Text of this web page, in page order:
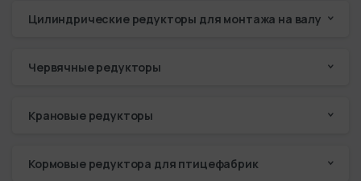
Цилиндрические редукторы для монтажа на валу
Червячные редукторы
Крановые редукторы
Кормовые редуктора для птицефабрик